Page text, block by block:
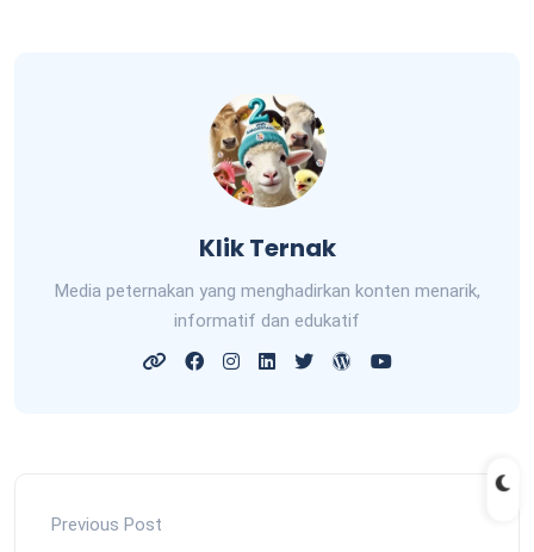
Klik Ternak
Media peternakan yang menghadirkan konten menarik,
informatif dan edukatif
Previous Post